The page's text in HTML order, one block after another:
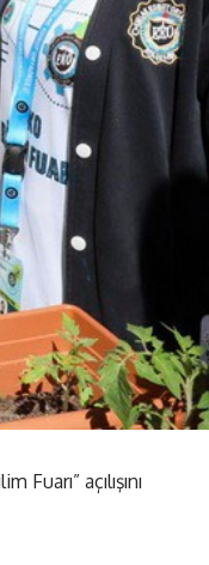
açılışını